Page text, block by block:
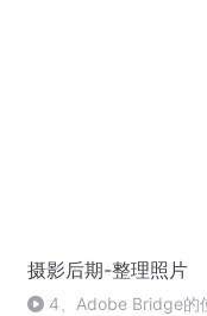
摄影后期-整理照片
4、Adobe Bridge的